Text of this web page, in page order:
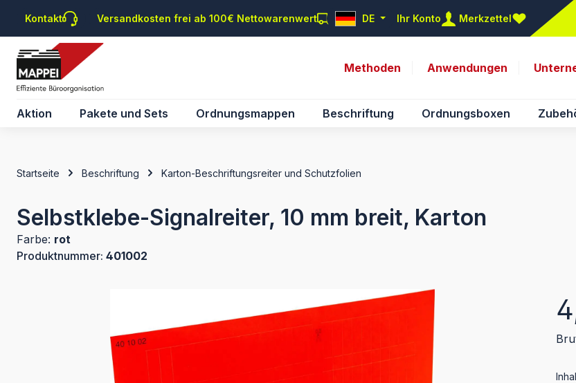
Hauptinhalt springen
Zur Suche springen
Zur Hauptnavigation springen
Kontakt Versandkosten frei ab 100€ Nettowarenwert DE Ihr Konto Merkzettel
Du hast 0
Methoden Anwendungen
Aktion Pakete und Sets Ordnungsmappen Beschriftung Ordnungsboxen
Startseite Beschriftung Karton-Beschriftungsreiter und Schutzfolien
Selbstklebe-Signalreiter, 10 mm breit, Karton
Farbe: rot
Produktnummer: 401002